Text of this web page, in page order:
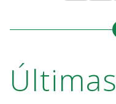
Últimas